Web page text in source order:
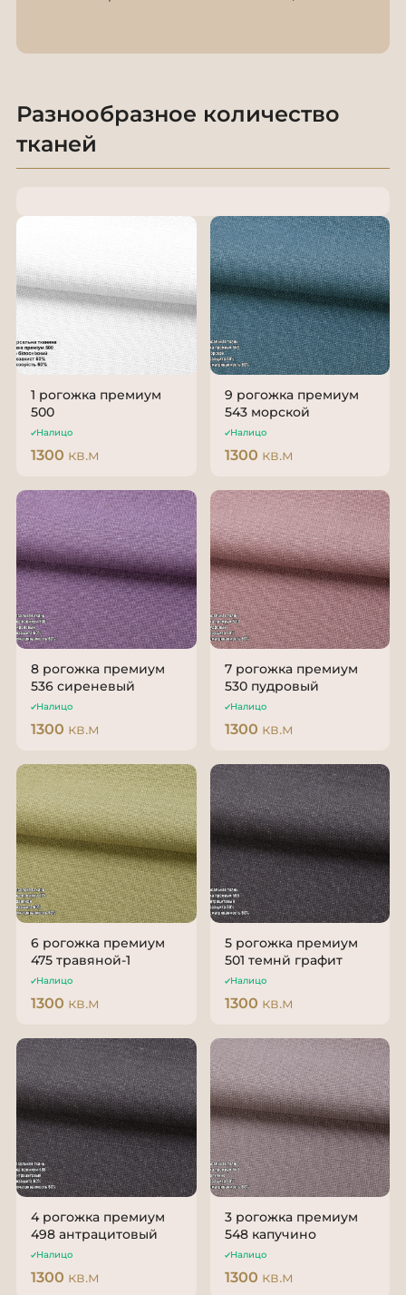
Разнообразное количество
тканей
1 рогожка премиум
500
Налицо
1300 кв.м
9 рогожка премиум
543 морской
Налицо
1300 кв.м
8 рогожка премиум
536 сиреневый
Налицо
1300 кв.м
7 рогожка премиум
530 пудровый
Налицо
1300 кв.м
6 рогожка премиум
475 травяной-1
Налицо
1300 кв.м
5 рогожка премиум
501 темнй графит
Налицо
1300 кв.м
4 рогожка премиум
498 антрацитовый
Налицо
1300 кв.м
3 рогожка премиум
548 капучино
Налицо
1300 кв.м